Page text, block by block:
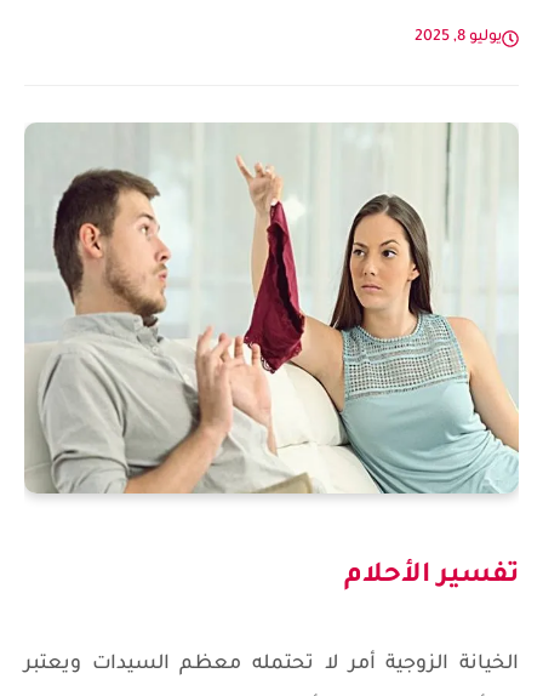
يوليو 8, 2025
تفسير الأحلام
الخيانة الزوجية أمر لا تحتمله معظم السيدات ويعتبر